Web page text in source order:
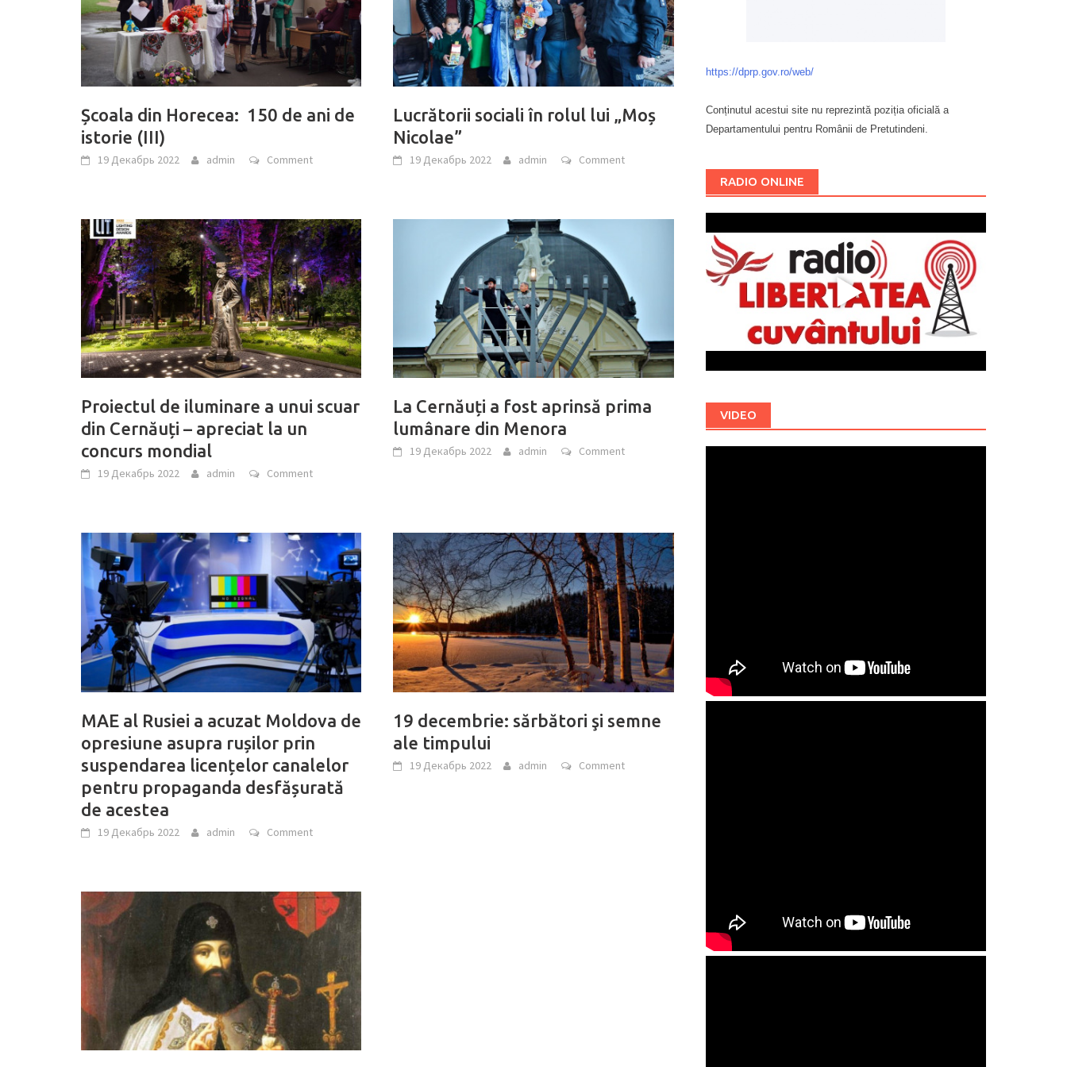
Școala din Horecea: 150 de ani de
istorie (III)
19 Декабрь 2022 admin Comment
Lucrătorii sociali în rolul lui „Moș
Nicolae”
19 Декабрь 2022 admin Comment
Proiectul de iluminare a unui scuar
din Cernăuți – apreciat la un
concurs mondial
19 Декабрь 2022 admin Comment
La Cernăuți a fost aprinsă prima
lumânare din Menora
19 Декабрь 2022 admin Comment
MAE al Rusiei a acuzat Moldova de
opresiune asupra rușilor prin
suspendarea licențelor canalelor
pentru propaganda desfășurată
de acestea
19 Декабрь 2022 admin Comment
19 decembrie: sărbători şi semne
ale timpului
19 Декабрь 2022 admin Comment
https://dprp.gov.ro/web/
Conținutul acestui site nu reprezintă poziția oficială a
Departamentului pentru Românii de Pretutindeni.
RADIO ONLINE
VIDEO